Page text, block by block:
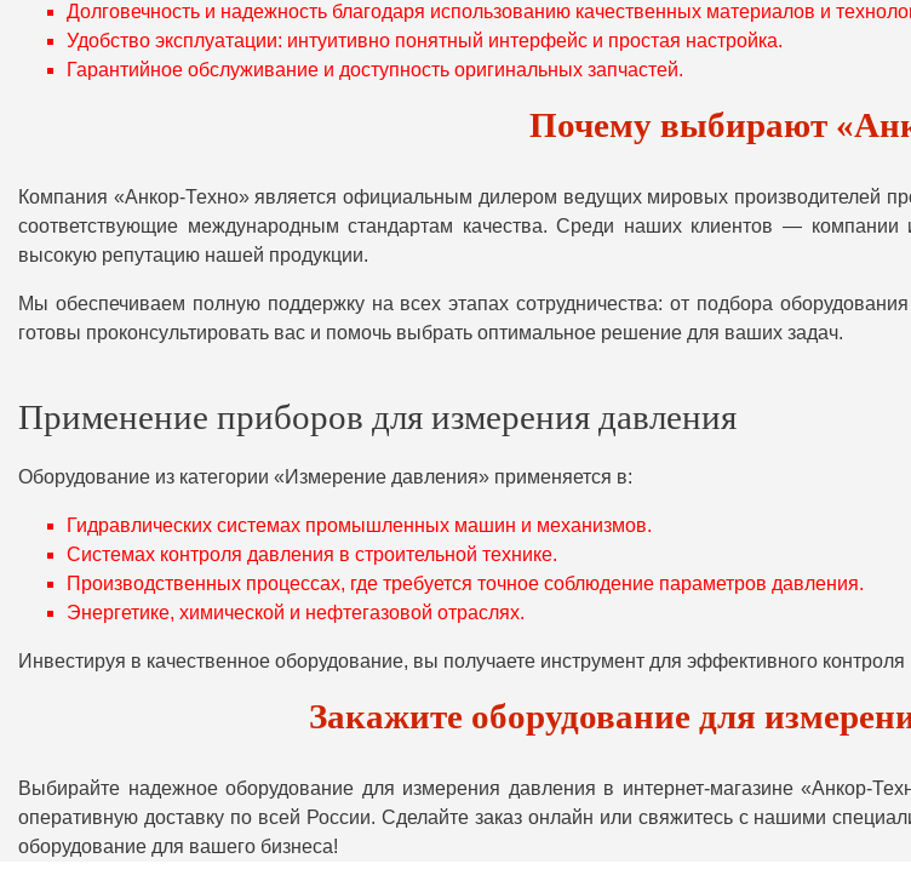
Долговечность и надежность благодаря использованию качественных материалов и
Удобство эксплуатации: интуитивно понятный интерфейс и простая настройка.
Гарантийное обслуживание и доступность оригинальных запчастей.
Почему выбирают
Компания «Анкор-Техно» является официальным дилером ведущих мировых производителей
соответствующие международным стандартам качества. Среди наших клиентов —
высокую репутацию нашей продукции.
Мы обеспечиваем полную поддержку на всех этапах сотрудничества: от подбора
готовы проконсультировать вас и помочь выбрать оптимальное решение для ваших задач.
Применение приборов для измерения давления
Оборудование из категории «Измерение давления» применяется в:
Гидравлических системах промышленных машин и механизмов.
Системах контроля давления в строительной технике.
Производственных процессах, где требуется точное соблюдение параметров давления.
Энергетике, химической и нефтегазовой отраслях.
Инвестируя в качественное оборудование, вы получаете инструмент для эффективного
Закажите оборудование для
Выбирайте надежное оборудование для измерения давления в интернет-магазине «Анкор-
оперативную доставку по всей России. Сделайте заказ онлайн или свяжитесь с нашими
оборудование для вашего бизнеса!